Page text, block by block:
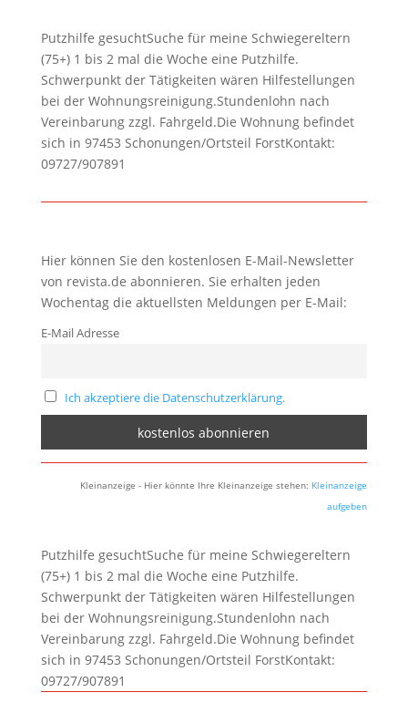
Putzhilfe gesuchtSuche für meine Schwiegereltern
(75+) 1 bis 2 mal die Woche eine Putzhilfe.
Schwerpunkt der Tätigkeiten wären Hilfestellungen
bei der Wohnungsreinigung.Stundenlohn nach
Vereinbarung zzgl. Fahrgeld.Die Wohnung befindet
sich in 97453 Schonungen/Ortsteil ForstKontakt:
09727/907891
Hier können Sie den kostenlosen E-Mail-Newsletter
von revista.de abonnieren. Sie erhalten jeden
Wochentag die aktuellsten Meldungen per E-Mail:
E-Mail Adresse
Ich akzeptiere die Datenschutzerklärung.
Kleinanzeige - Hier könnte Ihre Kleinanzeige stehen: Kleinanzeige
aufgeben
Putzhilfe gesuchtSuche für meine Schwiegereltern
(75+) 1 bis 2 mal die Woche eine Putzhilfe.
Schwerpunkt der Tätigkeiten wären Hilfestellungen
bei der Wohnungsreinigung.Stundenlohn nach
Vereinbarung zzgl. Fahrgeld.Die Wohnung befindet
sich in 97453 Schonungen/Ortsteil ForstKontakt:
09727/907891